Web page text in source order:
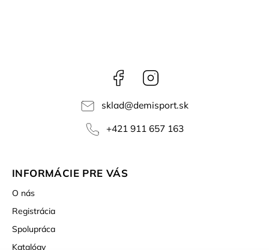
Facebook
sklad@demisport.sk
+421 911 657 163
INFORMÁCIE PRE VÁS
O nás
Registrácia
Spolupráca
Katalógy